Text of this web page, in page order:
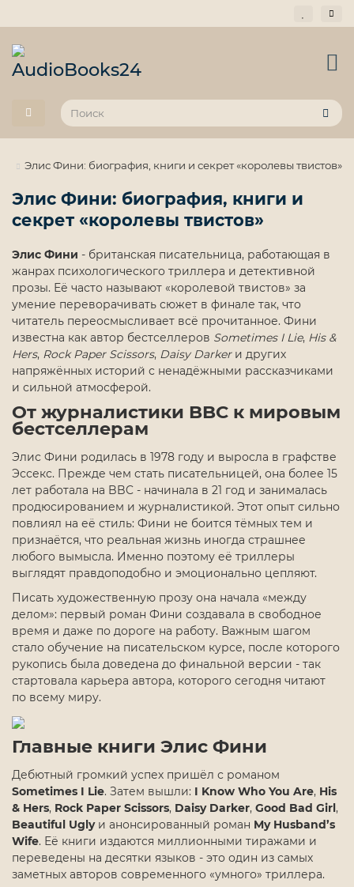
Элис Фини: биография, книги и секрет «королевы твистов»
Элис Фини: биография, книги и
секрет «королевы твистов»
Элис Фини - британская писательница, работающая в
жанрах психологического триллера и детективной
прозы. Её часто называют «королевой твистов» за
умение переворачивать сюжет в финале так, что
читатель переосмысливает всё прочитанное. Фини
известна как автор бестселлеров Sometimes I Lie, His &
Hers, Rock Paper Scissors, Daisy Darkerи других
напряжённых историй с ненадёжными рассказчиками
и сильной атмосферой.
От журналистики BBC к мировым
бестселлерам
Элис Фини родилась в 1978 году и выросла в графстве
Эссекс. Прежде чем стать писательницей, она более 15
лет работала на BBC - начинала в 21 год и занималась
продюсированием и журналистикой. Этот опыт сильно
повлиял на её стиль: Фини не боится тёмных тем и
признаётся, что реальная жизнь иногда страшнее
любого вымысла. Именно поэтому её триллеры
выглядят правдоподобно и эмоционально цепляют.
Писать художественную прозу она начала «между
делом»: первый роман Фини создавала в свободное
время и даже по дороге на работу. Важным шагом
стало обучение на писательском курсе, после которого
рукопись была доведена до финальной версии - так
стартовала карьера автора, которого сегодня читают
по всему миру.
Главные книги Элис Фини
Дебютный громкий успех пришёл с романом
Sometimes I Lie. Затем вышли: I Know Who You Are, His
& Hers, Rock Paper Scissors, Daisy Darker, Good Bad Girl,
Beautiful Uglyи анонсированный роман My Husband’s
Wife. Её книги издаются миллионными тиражами и
переведены на десятки языков - это один из самых
заметных авторов современного «умного» триллера.